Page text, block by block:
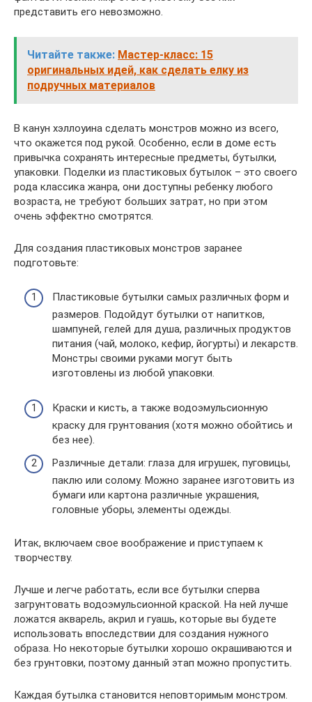
представить его невозможно.
Читайте также: Мастер-класс: 15
оригинальных идей, как сделать елку из
подручных материалов
В канун хэллоуина сделать монстров можно из всего,
что окажется под рукой. Особенно, если в доме есть
привычка сохранять интересные предметы, бутылки,
упаковки. Поделки из пластиковых бутылок – это своего
рода классика жанра, они доступны ребенку любого
возраста, не требуют больших затрат, но при этом
очень эффектно смотрятся.
Для создания пластиковых монстров заранее
подготовьте:
Пластиковые бутылки самых различных форм и
размеров. Подойдут бутылки от напитков,
шампуней, гелей для душа, различных продуктов
питания (чай, молоко, кефир, йогурты) и лекарств.
Монстры своими руками могут быть
изготовлены из любой упаковки.
Краски и кисть, а также водоэмульсионную
краску для грунтования (хотя можно обойтись и
без нее).
Различные детали: глаза для игрушек, пуговицы,
паклю или солому. Можно заранее изготовить из
бумаги или картона различные украшения,
головные уборы, элементы одежды.
Итак, включаем свое воображение и приступаем к
творчеству.
Лучше и легче работать, если все бутылки сперва
загрунтовать водоэмульсионной краской. На ней лучше
ложатся акварель, акрил и гуашь, которые вы будете
использовать впоследствии для создания нужного
образа. Но некоторые бутылки хорошо окрашиваются и
без грунтовки, поэтому данный этап можно пропустить.
Каждая бутылка становится неповторимым монстром.